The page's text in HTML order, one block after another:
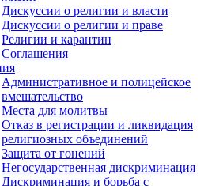
Дискуссии о религии и власти
Дискуссии о религии и праве
Религии и карантин
Соглашения
Административное и полицейское
вмешательство
Места для молитвы
Отказ в регистрации и ликвидация
религиозных объединений
Защита от гонений
Негосударственная дискриминация
Дискриминация и борьба с